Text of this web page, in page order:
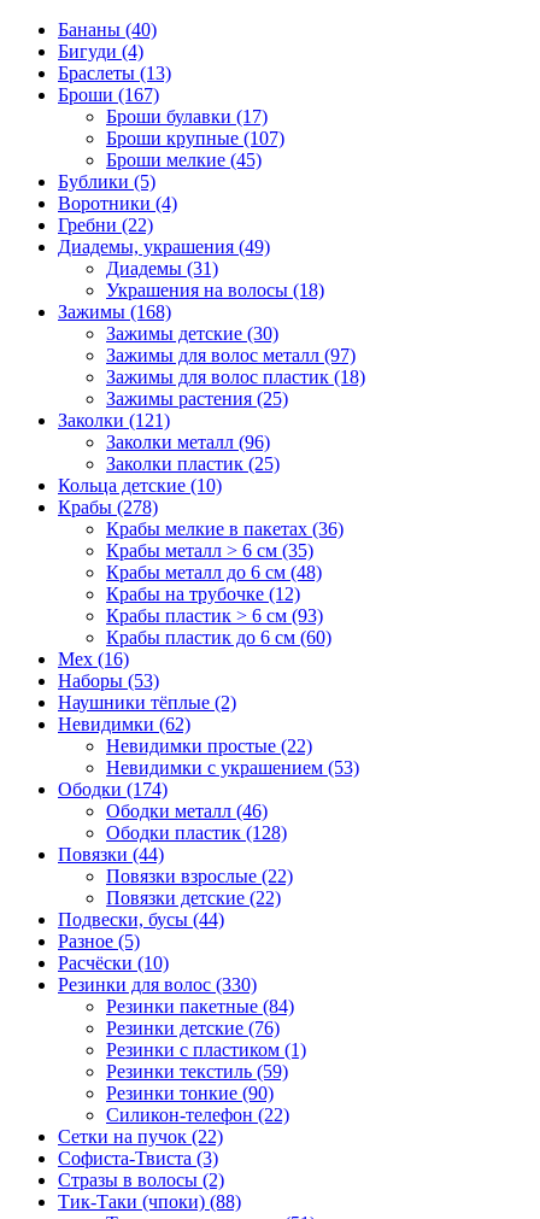
Бананы (40)
Бигуди (4)
Браслеты (13)
Броши (167)
Броши булавки (17)
Броши крупные (107)
Броши мелкие (45)
Бублики (5)
Воротники (4)
Гребни (22)
Диадемы, украшения (49)
Диадемы (31)
Украшения на волосы (18)
Зажимы (168)
Зажимы детские (30)
Зажимы для волос металл (97)
Зажимы для волос пластик (18)
Зажимы растения (25)
Заколки (121)
Заколки металл (96)
Заколки пластик (25)
Кольца детские (10)
Крабы (278)
Крабы мелкие в пакетах (36)
Крабы металл > 6 см (35)
Крабы металл до 6 см (48)
Крабы на трубочке (12)
Крабы пластик > 6 см (93)
Крабы пластик до 6 см (60)
Мех (16)
Наборы (53)
Наушники тёплые (2)
Невидимки (62)
Невидимки простые (22)
Невидимки с украшением (53)
Ободки (174)
Ободки металл (46)
Ободки пластик (128)
Повязки (44)
Повязки взрослые (22)
Повязки детские (22)
Подвески, бусы (44)
Разное (5)
Расчёски (10)
Резинки для волос (330)
Резинки пакетные (84)
Резинки детские (76)
Резинки с пластиком (1)
Резинки текстиль (59)
Резинки тонкие (90)
Силикон-телефон (22)
Сетки на пучок (22)
Софиста-Твиста (3)
Стразы в волосы (2)
Тик-Таки (чпоки) (88)